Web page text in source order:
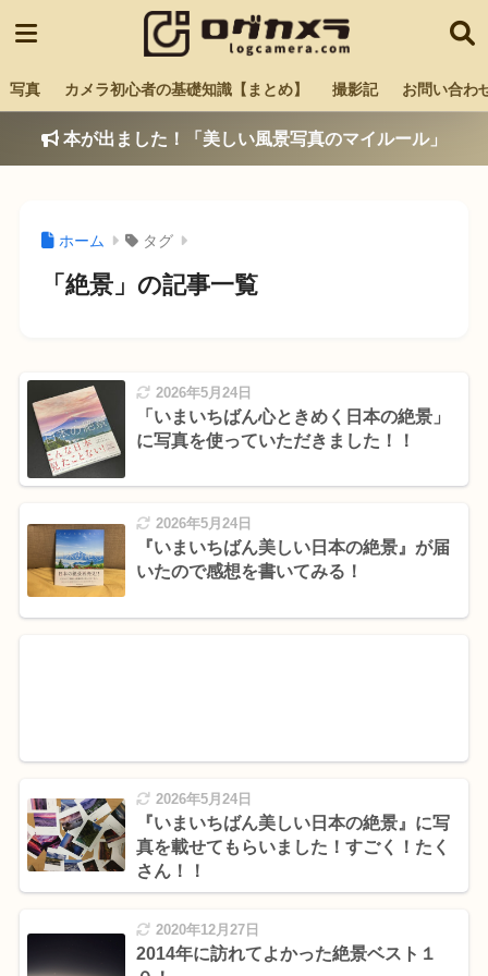
写真 カメラ初心者の基礎知識【まとめ】 撮影記 お問い合わ
本が出ました！「美しい風景写真のマイルール」
ホーム タグ
「絶景」の記事一覧
2026年5月24日
「いまいちばん心ときめく日本の絶景」
に写真を使っていただきました！！
2026年5月24日
『いまいちばん美しい日本の絶景』が届
いたので感想を書いてみる！
2026年5月24日
『いまいちばん美しい日本の絶景』に写
真を載せてもらいました！すごく！たく
さん！！
2020年12月27日
2014年に訪れてよかった絶景ベスト１